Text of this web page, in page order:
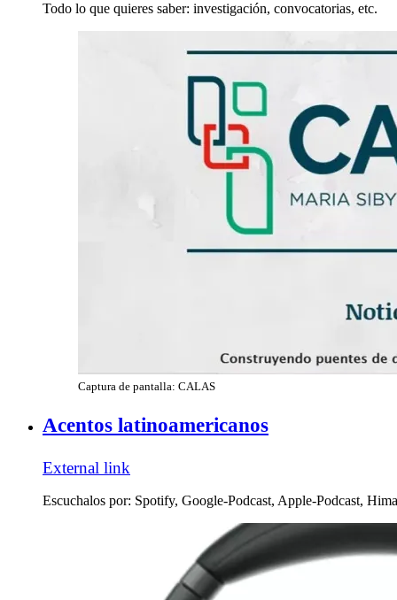
Todo lo que quieres saber: investigación, convocatorias, etc.
Captura de pantalla: CALAS
Acentos latinoamericanos
External link
Escuchalos por: Spotify, Google-Podcast, Apple-Podcast,